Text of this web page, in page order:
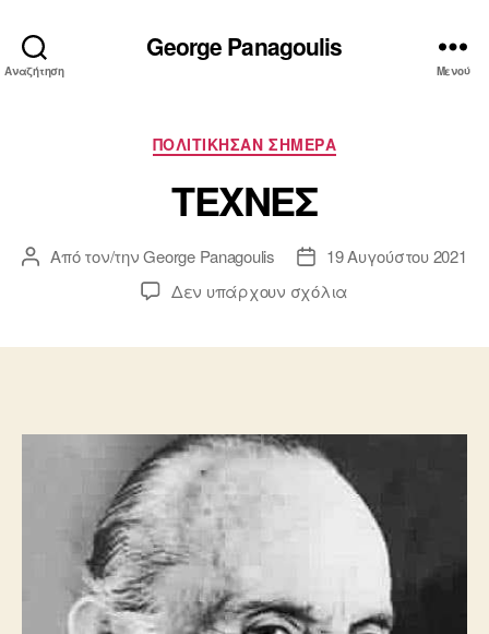
Αναζήτηση
George Panagoulis
Μενού
Κατηγορίες
ΠΟΛΙΤΙΚΗΣΑΝ ΣΗΜΕΡΑ
ΤΕΧΝΕΣ
Συντάκτης
Από τον/τηνGeorge Panagoulis
Ημ.
δημοσίευσης
19 Αυγούστου 2021
Δεν υπάρχουν σχόλια